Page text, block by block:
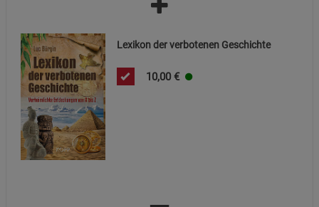
Lexikon der verbotenen Geschichte
10,00 €
Cookie-Informationen
Statistik Cookies (2)
Beschreibung Statistik Cookies
Cookie-Informationen
Marketing Cookies (3)